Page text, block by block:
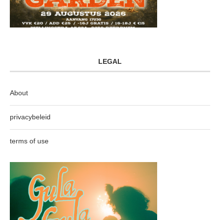
LEGAL
About
privacybeleid
terms of use